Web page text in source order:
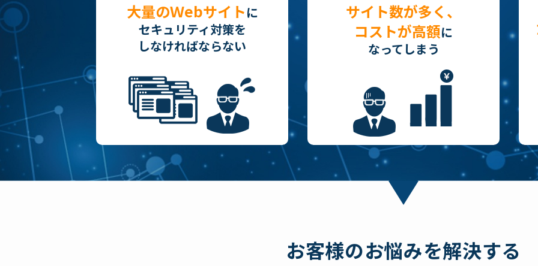
大量のＷebサイトに
セキュリティ対策を
しなければならない
サイト数が多く、
コストが高額に
なってしまう
お客様のお悩みを解決する